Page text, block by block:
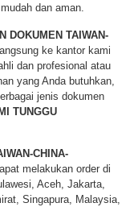
dan aman.
DOKUMEN TAIWAN-
ke kantor kami
dan profesional atau
yang Anda butuhkan,
jenis dokumen
TUNGGU
CHINA-
melakukan order di
Aceh, Jakarta,
Singapura, Malaysia,